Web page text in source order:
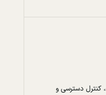
کنترل دسترسی و